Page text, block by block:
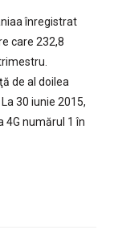
înregistrat
care 232,8
de al doilea
30 iunie 2015,
4G numărul 1 în